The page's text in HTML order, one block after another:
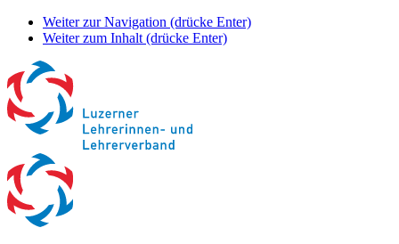
Weiter zur Navigation (drücke Enter)
Weiter zum Inhalt (drücke Enter)